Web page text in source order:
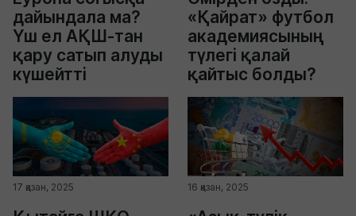
дайындала ма?
Үш ел АҚШ-тан
қару сатып алуды
күшейтті
«Қайрат» футбол
академиясының
түлегі қалай
қайтыс болды?
17 қазан, 2025 16 қазан, 2025